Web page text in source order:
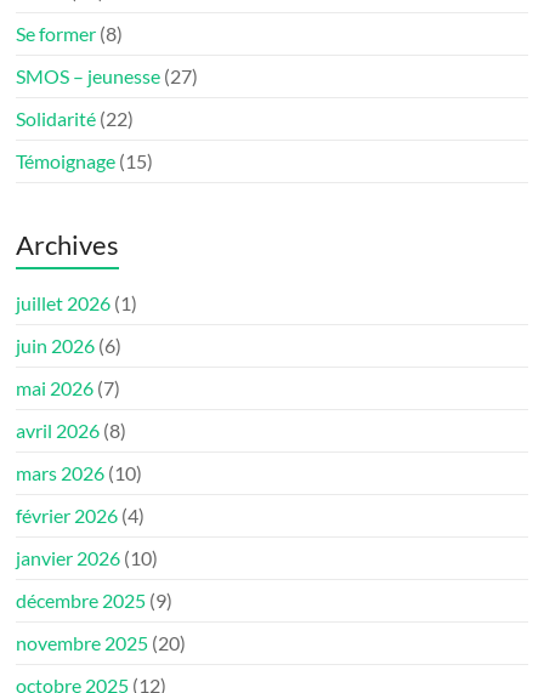
Se former (8)
SMOS – jeunesse (27)
Solidarité (22)
Témoignage (15)
Archives
juillet 2026 (1)
juin 2026 (6)
mai 2026 (7)
avril 2026 (8)
mars 2026 (10)
février 2026 (4)
janvier 2026 (10)
décembre 2025 (9)
novembre 2025 (20)
octobre 2025 (12)